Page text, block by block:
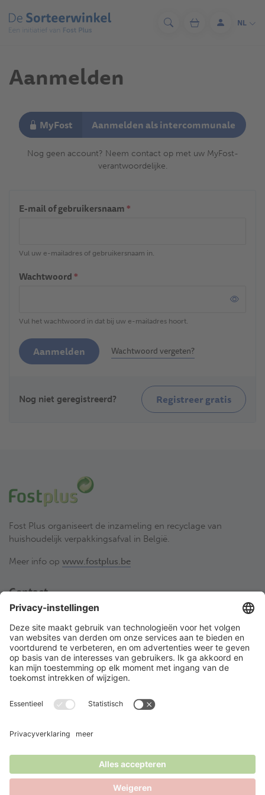
en
naar
gaan
ZoekenWinkelwagen
NL
Aanmelden
E-mail of gebruikersnaam*
Vul uw e-mailadres of gebruikersnaam in.
Wachtwoord*
Vul het wachtwoord in dat bij uw e-mailadres hoort.
Aanmelden Wachtwoord vergeten?
Nog niet geregistreerd? Registreer gratis
MyFost Aanmelden als intercommunale
Nog geen account? Neem contact op met uw MyFost-
verantwoordelijke.
Fost Plus organiseert de inzameling en recyclage van
huishoudelijk verpakkingsafval in België.
Meer info op www.fostplus.be
Contact
Fost Plus VZW
Olympiadenlaan 2
BE-1140 Brussel
02 775 03 50